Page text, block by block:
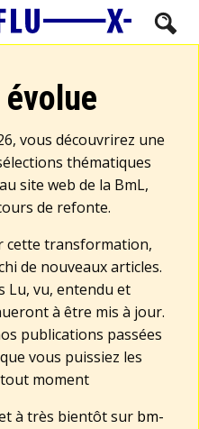
évolue
vous découvrirez une
thématiques
site web de la BmL,
de refonte.
cette transformation,
de nouveaux articles.
Lu, vu, entendu et
à être mis à jour.
publications passées
vous puissiez les
moment
à très bientôt sur bm-